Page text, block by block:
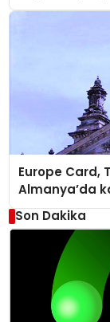
Europe Card,
Almanya’da
Son Dakika